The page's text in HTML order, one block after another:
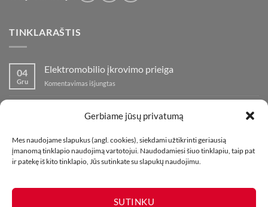
Gerbiame jūsų privatumą
Mes naudojame slapukus (angl. cookies), siekdami užtikrinti geriausią
įmanomą tinklapio naudojimą vartotojui. Naudodamiesi šiuo tinklapiu, taip pat
ir patekę iš kito tinklapio, Jūs sutinkate su slapukų naudojimu.
SUTINKU
TINKLARAŠTIS
04
Gru
Elektromobilio įkrovimo prieiga
Komentavimas išjungtas
prieiga
Komentavimas išjungtasįraše
fejerverkų
parduotuvė
Klaipedoje!
01
Lap
Kaip fotografuoti fejerverkus
Komentavimas išjungtasįraše
fejerverkus